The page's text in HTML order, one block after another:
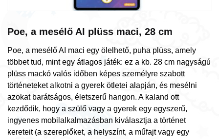
Poe, a mesélő AI plüss maci, 28 cm
Poe, a mesélő AI maci egy ölelhető, puha plüss, amely
többet tud, mint egy átlagos játék: ez a kb. 28 cm nagyságú
plüss mackó valós időben képes személyre szabott
történeteket alkotni a gyerek ötletei alapján, és mesélni
azokat barátságos, életszerű hangon. A kaland ott
kezdődik, hogy a szülő vagy a gyerek egy egyszerű,
ingyenes mobilalkalmazásban kiválasztja a történet
kereteit (a szereplőket, a helyszínt, a műfajt vagy egy